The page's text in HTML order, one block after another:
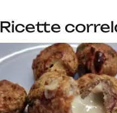
Ricette